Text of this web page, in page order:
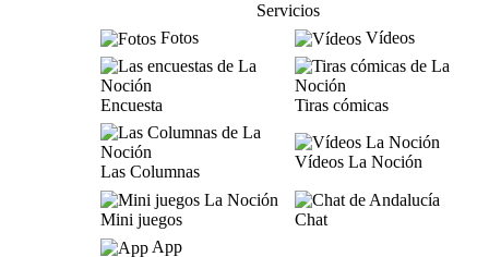
Servicios
Fotos
Vídeos
Encuesta Tiras cómicas
Las Columnas
Vídeos La Noción
Mini juegos
Chat
App